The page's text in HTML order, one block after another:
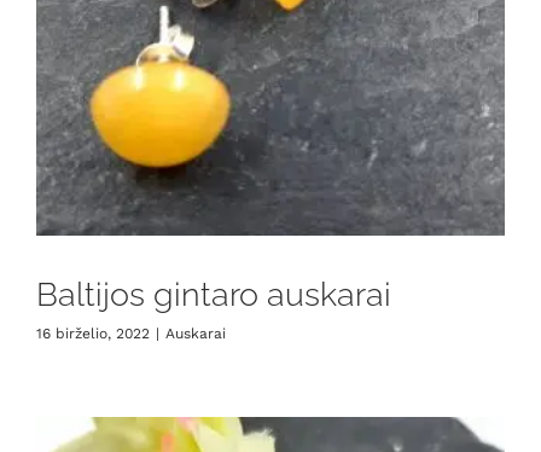
Baltijos gintaro auskarai
16 birželio, 2022 | Auskarai